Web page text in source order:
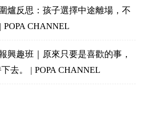
爐反思：孩子選擇中途離場，不
CHANNEL
興趣班｜原來只要是喜歡的事，
去。 | POPA CHANNEL